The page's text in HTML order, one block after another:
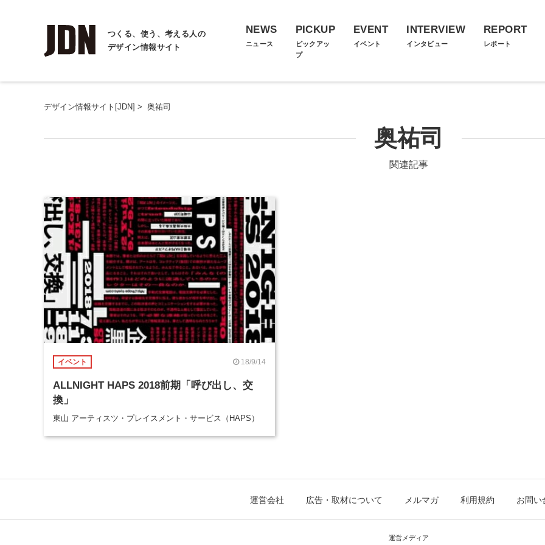
つくる、使う、考える人の
デザイン情報サイト
NEWS
ニュース
PICKUP
ピックアッ
プ
EVENT
イベント
INTERVIEW
インタビュー
REPORT
レポート
デザイン情報サイト[JDN] > 奥祐司
奥祐司
関連記事
イベント 18/9/14
ALLNIGHT HAPS 2018前期「呼び出し、交
換」
東山 アーティスツ・プレイスメント・サービス（HAPS）
運営会社 広告・取材について メルマガ 利用規約 お問い
運営メディア